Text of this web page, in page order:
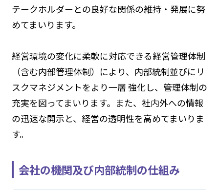
テークホルダーとの良好な関係の維持・発展に努
めてまいります。
経営環境の変化に柔軟に対応できる経営管理体制
（含む内部管理体制）により、内部統制並びにリ
スクマネジメントをより一層 強化し、管理体制の
充実を図ってまいります。また、社内外への情報
の迅速な開示と、経営の透明性を高めてまいりま
す。
会社の機関及び内部統制の仕組み